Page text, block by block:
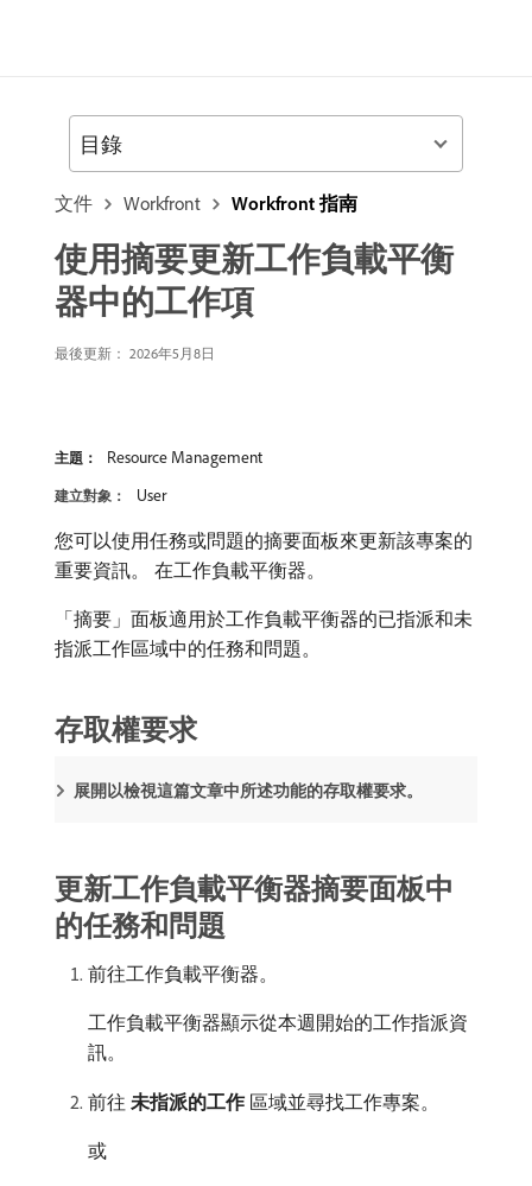
文件 Workfront Workfront 指南
使用摘要更新工作負載平衡
器中的工作項
最後更新： 2026年5月8日
主題： Resource Management
建立對象： User
您可以使用任務或問題的摘要面板來更新該專案的
重要資訊。 在工作負載平衡器。
「摘要」面板適用於工作負載平衡器的已指派和未
指派工作區域中的任務和問題。
存取權要求
展開以檢視這篇文章中所述功能的存取權要求。
更新工作負載平衡器摘要面板中
的任務和問題
前往工作負載平衡器。
工作負載平衡器顯示從本週開始的工作指派資
訊。
前往​ 未指派的工作​區域並尋找工作專案。
或
目錄